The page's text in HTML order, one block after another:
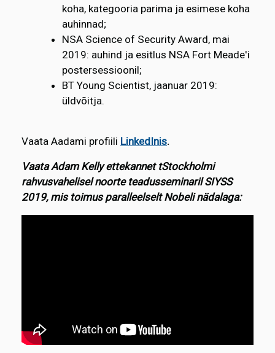
koha, kategooria parima ja esimese koha
auhinnad;
NSA Science of Security Award, mai
2019: auhind ja esitlus NSA Fort Meade'i
postersessioonil;
BT Young Scientist, jaanuar 2019:
üldvõitja.
Vaata Aadami profiili LinkedInis.
Vaata Adam Kelly ettekannet tStockholmi
rahvusvahelisel noorte teadusseminaril SIYSS
2019, mis toimus paralleelselt Nobeli nädalaga: